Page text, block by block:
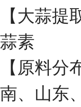
【大蒜提
蒜素
【原料分
南、山东